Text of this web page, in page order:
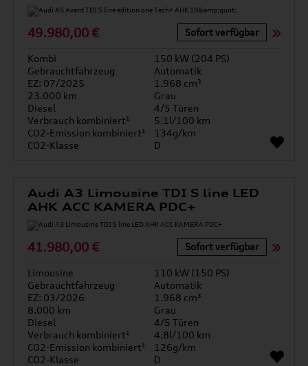
49.980,00 € Sofort verfügbar
Kombi
150 kW (204 PS)
Gebrauchtfahrzeug
Automatik
EZ: 07/2025
1.968 cm³
23.000 km
Grau
Diesel
4/5 Türen
Verbrauch kombiniert¹
5.1l/100 km
CO2-Emission kombiniert¹
134g/km
CO2-Klasse
D
Audi A3 Limousine TDI S line LED
AHK ACC KAMERA PDC+
41.980,00 € Sofort verfügbar
Limousine
110 kW (150 PS)
Gebrauchtfahrzeug
Automatik
EZ: 03/2026
1.968 cm³
8.000 km
Grau
Diesel
4/5 Türen
Verbrauch kombiniert¹
4.8l/100 km
CO2-Emission kombiniert¹
126g/km
CO2-Klasse
D